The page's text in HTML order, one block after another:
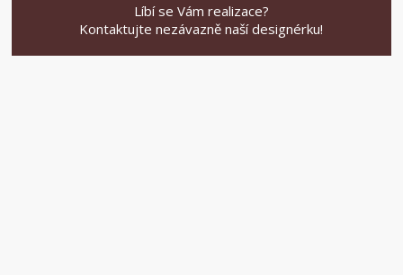
Líbí se Vám realizace?
Kontaktujte nezávazně naší designérku!